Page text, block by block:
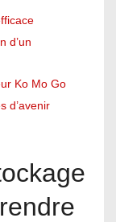
d’un
Ko Mo Go
d’avenir